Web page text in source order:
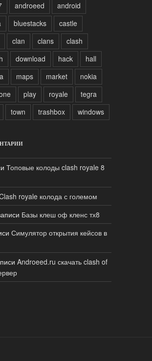
androeed
android
bluestacks
castle
clan
clans
clash
download hack
hall
maps market
nokia
play royale
tegra
town
trashbox windows
Топовые колоды clash royale 8
royale колода с големом
Базы клеш оф кленс тх8
Симулятор открытия кейсов в
Androeed.ru скачать clash of